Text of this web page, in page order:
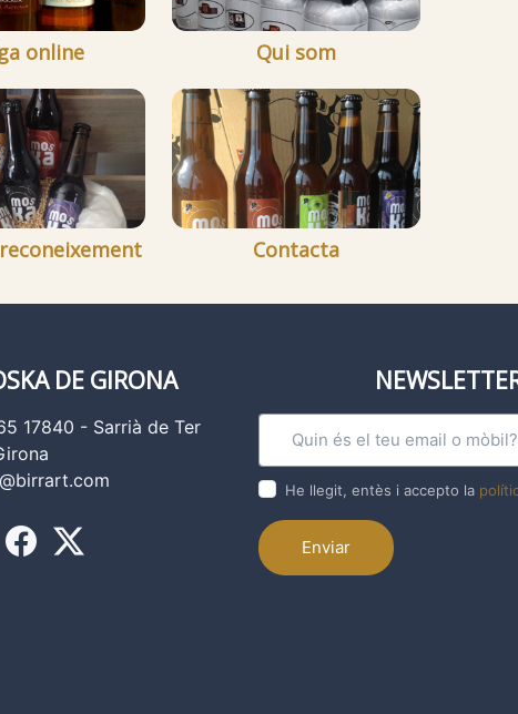
online Qui som
Contacta
DE GIRONA
17840 - Sarrià de Ter
He llegit, entès i accepto la
Enviar